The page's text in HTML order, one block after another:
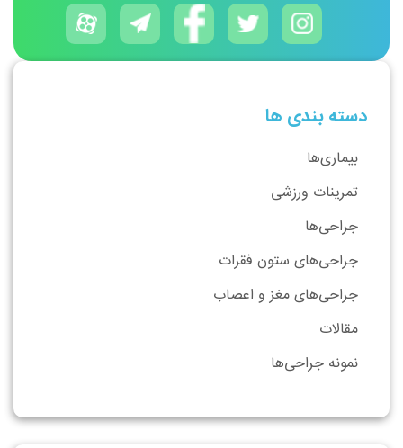
دسته بندی ها
بیماری‌ها
تمرینات ورزشی
جراحی‌ها
جراحی‌های ستون فقرات
جراحی‌های مغز و اعصاب
مقالات
نمونه جراحی‌ها